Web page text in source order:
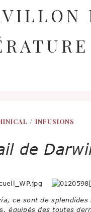
/ INFUSIONS
de
ce sont de splendides
, équipés des toutes